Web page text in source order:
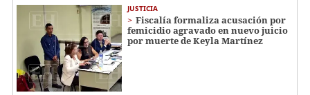
JUSTICIA
Fiscalía formaliza acusación por
femicidio agravado en nuevo juicio
por muerte de Keyla Martínez